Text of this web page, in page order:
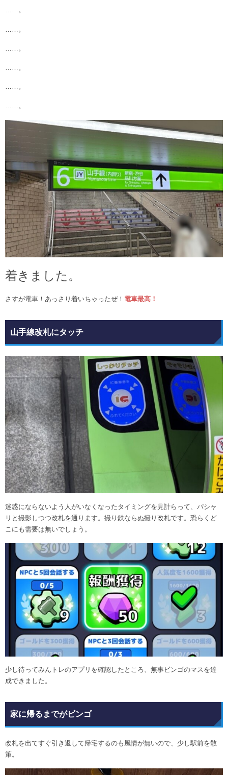
……。
……。
……。
……。
……。
……。
着きました。
さすが電車！あっさり着いちゃったぜ！ 電車最高！
山手線改札にタッチ
迷惑にならないよう人がいなくなったタイミングを見計らって、パシャ
リと撮影しつつ改札を通ります。撮り鉄ならぬ撮り改札です。恐らくど
こにも需要は無いでしょう。
少し待ってみんトレのアプリを確認したところ、無事ビンゴのマスを達
成できました。
家に帰るまでがビンゴ
改札を出てすぐ引き返して帰宅するのも風情が無いので、少し駅前を散
策。